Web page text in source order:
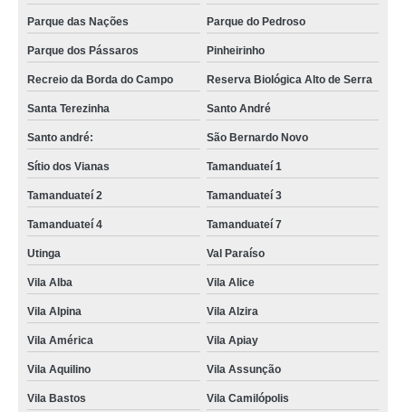
Parque das Nações Parque do Pedroso
Parque dos Pássaros Pinheirinho
Recreio da Borda do Campo Reserva Biológica Alto de Serra
Santa Terezinha Santo André
Santo andré: São Bernardo Novo
Sítio dos Vianas Tamanduateí 1
Tamanduateí 2 Tamanduateí 3
Tamanduateí 4 Tamanduateí 7
Utinga Val Paraíso
Vila Alba Vila Alice
Vila Alpina Vila Alzira
Vila América Vila Apiay
Vila Aquilino Vila Assunção
Vila Bastos Vila Camilópolis